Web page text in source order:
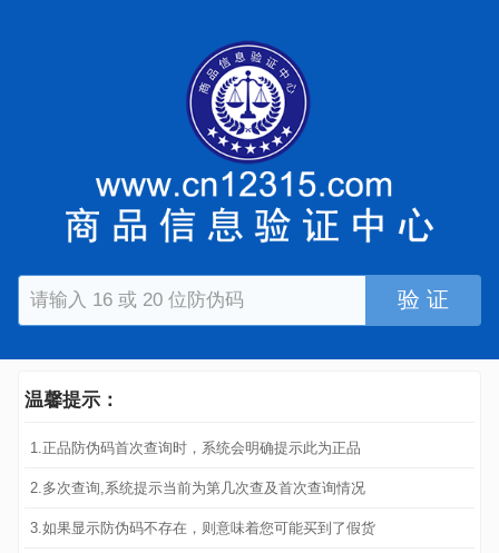
验 证
温馨提示：
1.正品防伪码首次查询时，系统会明确提示此为正品
2.多次查询,系统提示当前为第几次查及首次查询情况
3.如果显示防伪码不存在，则意味着您可能买到了假货